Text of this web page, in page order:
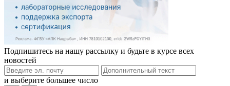
Подпишитесь на нашу рассылку и будьте в курсе всех
новостей
и выберите большее число